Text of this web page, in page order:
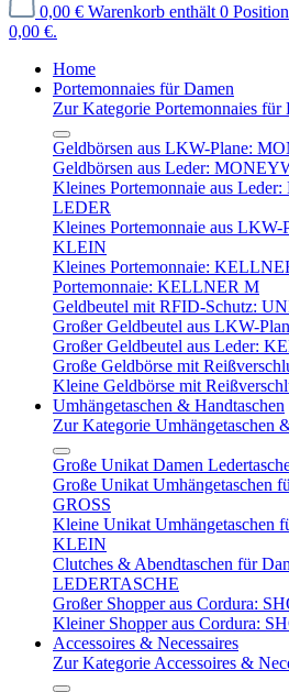
0,00 € Warenkorb enthält 0
0,00 €.
Home
Portemonnaies für Damen
Zur Kategorie Portemonnaies für
Geldbörsen aus LKW-Plane:
Geldbörsen aus Leder:
Kleines Portemonnaie aus
LEDER
Kleines Portemonnaie aus
KLEIN
Kleines Portemonnaie:
Portemonnaie: KELLNER M
Geldbeutel mit RFID-Schutz:
Großer Geldbeutel aus LKW-
Großer Geldbeutel aus Leder:
Große Geldbörse mit
Kleine Geldbörse mit
Umhängetaschen & Handtaschen
Zur Kategorie Umhängetaschen
Große Unikat Damen
Große Unikat Umhängetaschen
GROSS
Kleine Unikat Umhängetaschen
KLEIN
Clutches & Abendtaschen für
LEDERTASCHE
Großer Shopper aus Cordura:
Kleiner Shopper aus Cordura:
Accessoires & Necessaires
Zur Kategorie Accessoires &